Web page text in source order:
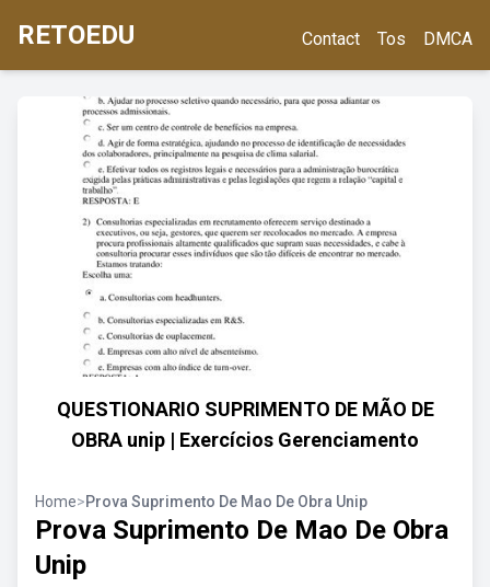
RETOEDU Contact Tos DMCA
QUESTIONARIO SUPRIMENTO DE MÃO DE
OBRA unip | Exercícios Gerenciamento
Home>Prova Suprimento De Mao De Obra Unip
Prova Suprimento De Mao De Obra
Unip